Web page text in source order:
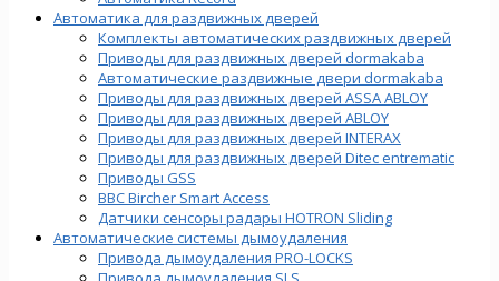
Автоматика для раздвижных дверей
Комплекты автоматических раздвижных дверей
Приводы для раздвижных дверей dormakaba
Автоматические раздвижные двери dormakaba
Приводы для раздвижных дверей ASSA ABLOY
Приводы для раздвижных дверей ABLOY
Приводы для раздвижных дверей INTERAX
Приводы для раздвижных дверей Ditec entrematic
Приводы GSS
BBC Bircher Smart Access
Датчики сенсоры радары HOTRON Sliding
Автоматические системы дымоудаления
Привода дымоудаления PRO-LOCKS